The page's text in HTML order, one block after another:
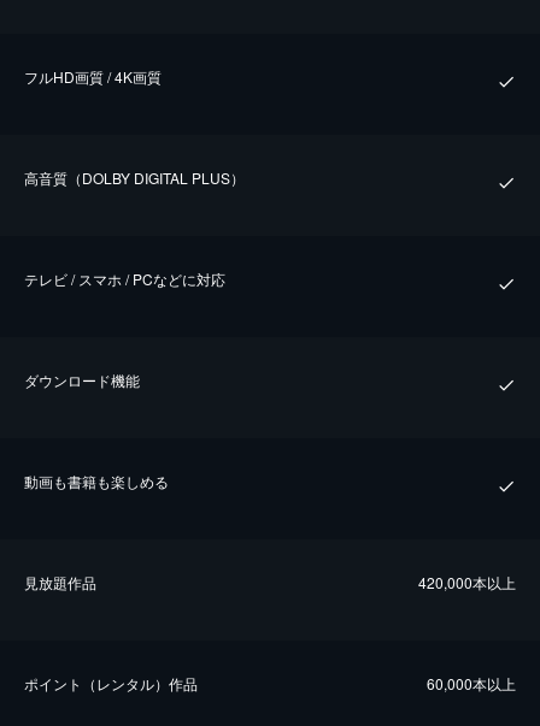
フルHD画質 / 4K画質
⾼⾳質（DOLBY DIGITAL PLUS）
テレビ / スマホ / PCなどに対応
ダウンロード機能
動画も書籍も楽しめる
⾒放題作品 420,000本以上
ポイント（レンタル）作品 60,000本以上